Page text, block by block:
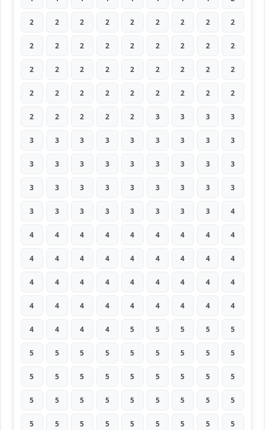
2 2 2 2 2 2 2 2 2
2 2 2 2 2 2 2 2 2
2 2 2 2 2 2 2 2 2
2 2 2 2 2 2 2 2 2
2 2 2 2 2 3 3 3 3
3 3 3 3 3 3 3 3 3
3 3 3 3 3 3 3 3 3
3 3 3 3 3 3 3 3 3
3 3 3 3 3 3 3 3 4
4 4 4 4 4 4 4 4 4
4 4 4 4 4 4 4 4 4
4 4 4 4 4 4 4 4 4
4 4 4 4 4 4 4 4 4
4 4 4 4 5 5 5 5 5
5 5 5 5 5 5 5 5 5
5 5 5 5 5 5 5 5 5
5 5 5 5 5 5 5 5 5
5 5 5 5 5 5 5 5 5